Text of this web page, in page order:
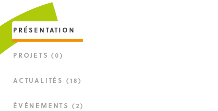
PRÉSENTATION
PROJETS (0)
ACTUALITÉS (18)
ÉVÉNEMENTS (2)